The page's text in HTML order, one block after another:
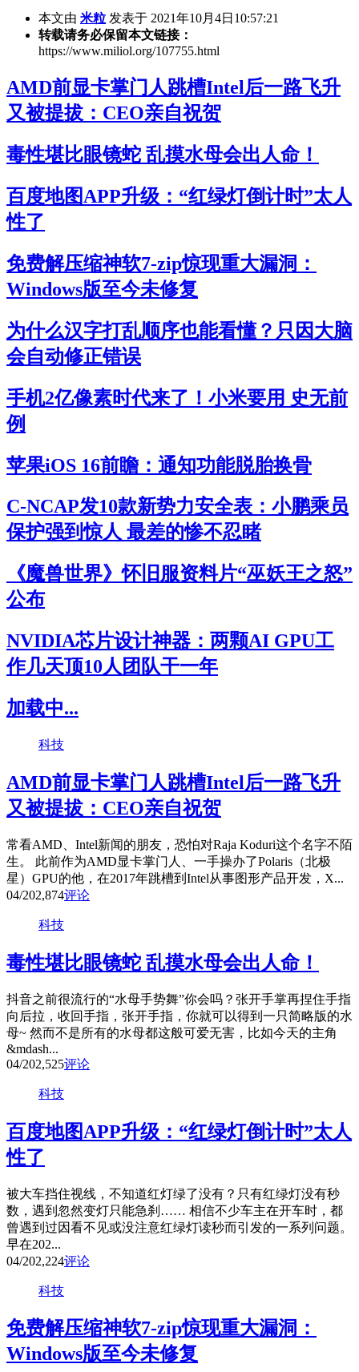
本文由 米粒 发表于 2021年10月4日10:57:21
转载请务必保留本文链接：
https://www.miliol.org/107755.html
AMD前显卡掌门人跳槽Intel后一路飞升
又被提拔：CEO亲自祝贺
毒性堪比眼镜蛇 乱摸水母会出人命！
百度地图APP升级：“红绿灯倒计时”太人
性了
免费解压缩神软7-zip惊现重大漏洞：
Windows版至今未修复
为什么汉字打乱顺序也能看懂？只因大脑
会自动修正错误
手机2亿像素时代来了！小米要用 史无前
例
苹果iOS 16前瞻：通知功能脱胎换骨
C-NCAP发10款新势力安全表：小鹏乘员
保护强到惊人 最差的惨不忍睹
《魔兽世界》怀旧服资料片“巫妖王之怒”
公布
NVIDIA芯片设计神器：两颗AI GPU工
作几天顶10人团队干一年
加载中...
科技
AMD前显卡掌门人跳槽Intel后一路飞升
又被提拔：CEO亲自祝贺
常看AMD、Intel新闻的朋友，恐怕对Raja Koduri这个名字不陌
生。 此前作为AMD显卡掌门人、一手操办了Polaris（北极
星）GPU的他，在2017年跳槽到Intel从事图形产品开发，X...
04/202,874评论
科技
毒性堪比眼镜蛇 乱摸水母会出人命！
抖音之前很流行的“水母手势舞”你会吗？张开手掌再捏住手指
向后拉，收回手指，张开手指，你就可以得到一只简略版的水
母~ 然而不是所有的水母都这般可爱无害，比如今天的主角
&mdash...
04/202,525评论
科技
百度地图APP升级：“红绿灯倒计时”太人
性了
被大车挡住视线，不知道红灯绿了没有？只有红绿灯没有秒
数，遇到忽然变灯只能急刹…… 相信不少车主在开车时，都
曾遇到过因看不见或没注意红绿灯读秒而引发的一系列问题。
早在202...
04/202,224评论
科技
免费解压缩神软7-zip惊现重大漏洞：
Windows版至今未修复